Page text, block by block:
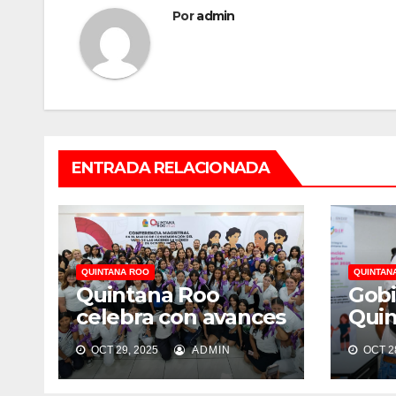
Poradmin
ENTRADA RELACIONADA
QUINTANA ROO
Quintana Roo
celebra con avances
reales en igualdad
OCT 29, 2025 ADMIN
con
OCT